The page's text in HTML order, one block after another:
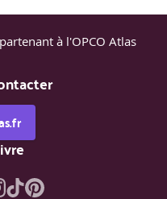
à l'OPCO Atlas